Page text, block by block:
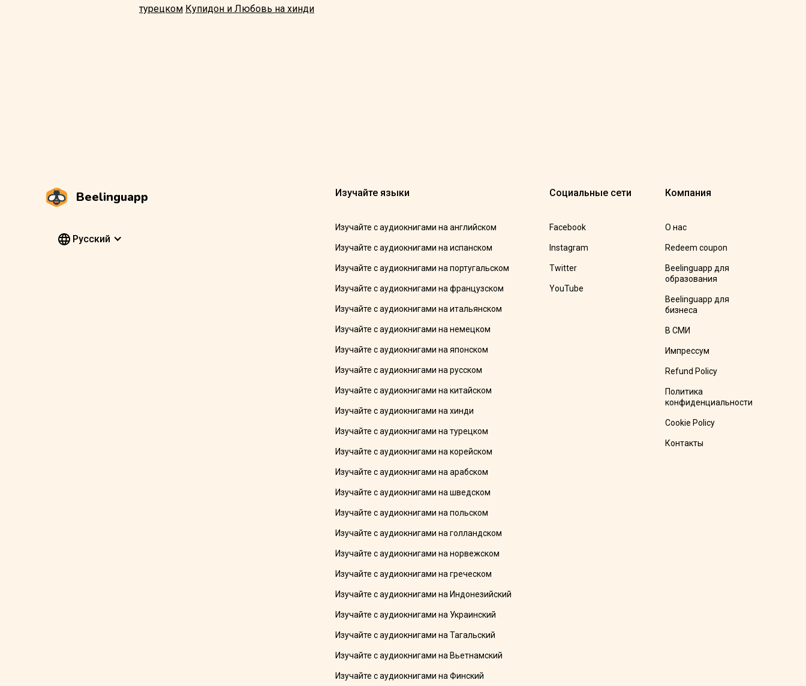
турецком Купидон и Любовь на хинди
Beelinguapp
Pусский
Изучайте языки
Изучайте с аудиокнигами на английском
Изучайте с аудиокнигами на испанском
Изучайте с аудиокнигами на португальском
Изучайте с аудиокнигами на французском
Изучайте с аудиокнигами на итальянском
Изучайте с аудиокнигами на немецком
Изучайте с аудиокнигами на японском
Изучайте с аудиокнигами на русском
Изучайте с аудиокнигами на китайском
Изучайте с аудиокнигами на хинди
Изучайте с аудиокнигами на турецком
Изучайте с аудиокнигами на корейском
Изучайте с аудиокнигами на арабском
Изучайте с аудиокнигами на шведском
Изучайте с аудиокнигами на польском
Изучайте с аудиокнигами на голландском
Изучайте с аудиокнигами на норвежском
Изучайте с аудиокнигами на греческом
Изучайте с аудиокнигами на Индонезийский
Изучайте с аудиокнигами на Украинский
Изучайте с аудиокнигами на Тагальский
Изучайте с аудиокнигами на Вьетнамский
Изучайте с аудиокнигами на Финский
Социальные сети
Facebook
Instagram
Twitter
YouTube
Компания
О нас
Redeem coupon
Beelinguapp для
образования
Beelinguapp для
бизнеса
В СМИ
Импрессум
Refund Policy
Политика
конфиденциальности
Cookie Policy
Контакты